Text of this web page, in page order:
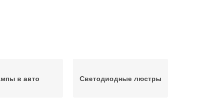
в авто Светодиодные люстры